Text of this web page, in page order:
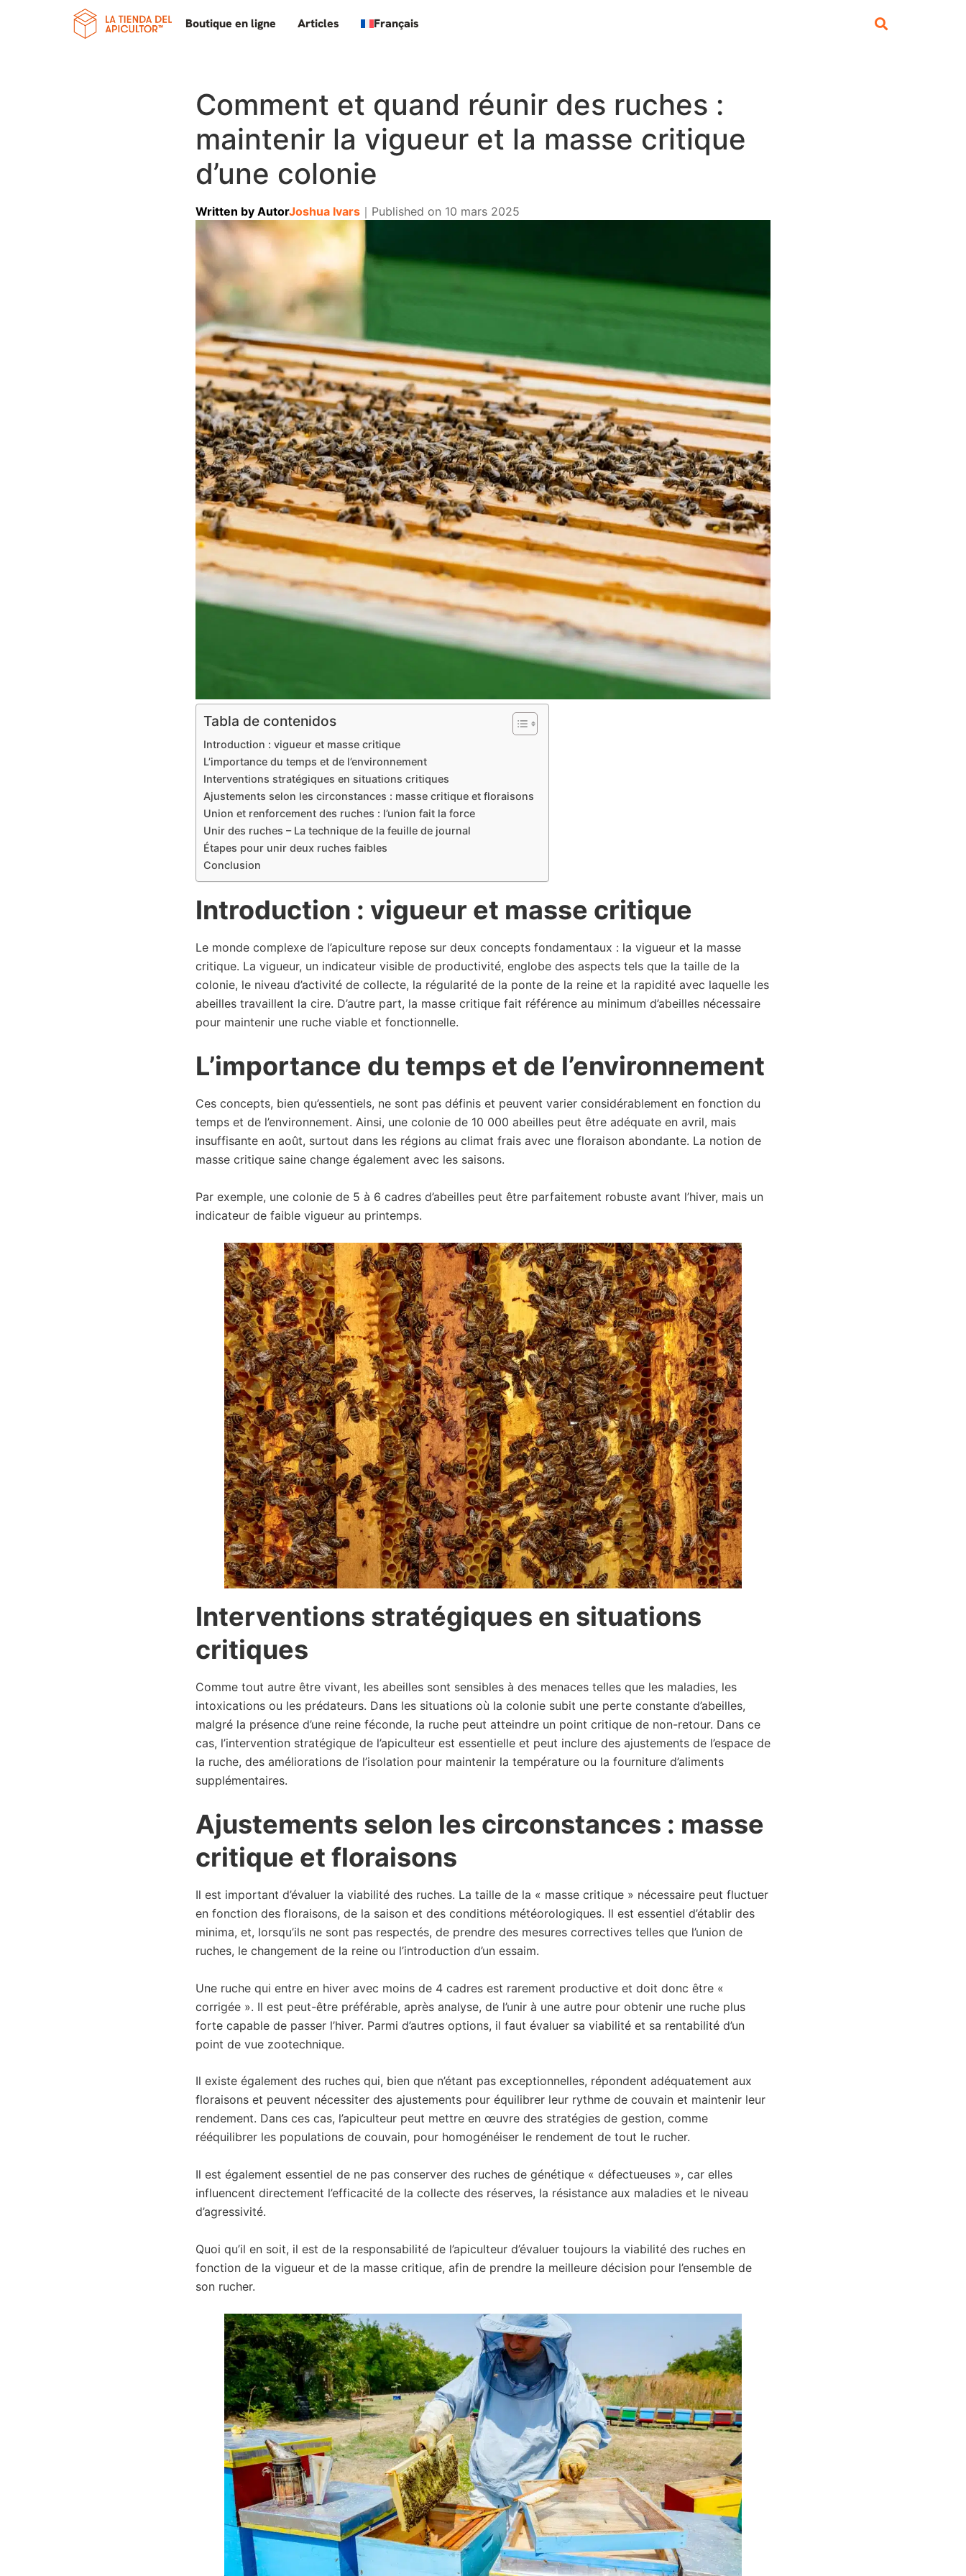
Boutique en ligne Articles Français
Comment et quand réunir des ruches :
maintenir la vigueur et la masse critique
d’une colonie
Written by AutorJoshua Ivars ｜ Published on 10 mars 2025
Tabla de contenidos
Introduction : vigueur et masse critique
L’importance du temps et de l’environnement
Interventions stratégiques en situations critiques
Ajustements selon les circonstances : masse critique et floraisons
Union et renforcement des ruches : l’union fait la force
Unir des ruches – La technique de la feuille de journal
Étapes pour unir deux ruches faibles
Conclusion
Introduction : vigueur et masse critique
Le monde complexe de l’apiculture repose sur deux concepts fondamentaux : la vigueur et la masse
critique. La vigueur, un indicateur visible de productivité, englobe des aspects tels que la taille de la
colonie, le niveau d’activité de collecte, la régularité de la ponte de la reine et la rapidité avec laquelle les
abeilles travaillent la cire. D’autre part, la masse critique fait référence au minimum d’abeilles nécessaire
pour maintenir une ruche viable et fonctionnelle.
L’importance du temps et de l’environnement
Ces concepts, bien qu’essentiels, ne sont pas définis et peuvent varier considérablement en fonction du
temps et de l’environnement. Ainsi, une colonie de 10 000 abeilles peut être adéquate en avril, mais
insuffisante en août, surtout dans les régions au climat frais avec une floraison abondante. La notion de
masse critique saine change également avec les saisons.
Par exemple, une colonie de 5 à 6 cadres d’abeilles peut être parfaitement robuste avant l’hiver, mais un
indicateur de faible vigueur au printemps.
Interventions stratégiques en situations
critiques
Comme tout autre être vivant, les abeilles sont sensibles à des menaces telles que les maladies, les
intoxications ou les prédateurs. Dans les situations où la colonie subit une perte constante d’abeilles,
malgré la présence d’une reine féconde, la ruche peut atteindre un point critique de non-retour. Dans ce
cas, l’intervention stratégique de l’apiculteur est essentielle et peut inclure des ajustements de l’espace de
la ruche, des améliorations de l’isolation pour maintenir la température ou la fourniture d’aliments
supplémentaires.
Ajustements selon les circonstances : masse
critique et floraisons
Il est important d’évaluer la viabilité des ruches. La taille de la « masse critique » nécessaire peut fluctuer
en fonction des floraisons, de la saison et des conditions météorologiques. Il est essentiel d’établir des
minima, et, lorsqu’ils ne sont pas respectés, de prendre des mesures correctives telles que l’union de
ruches, le changement de la reine ou l’introduction d’un essaim.
Une ruche qui entre en hiver avec moins de 4 cadres est rarement productive et doit donc être «
corrigée ». Il est peut-être préférable, après analyse, de l’unir à une autre pour obtenir une ruche plus
forte capable de passer l’hiver. Parmi d’autres options, il faut évaluer sa viabilité et sa rentabilité d’un
point de vue zootechnique.
Il existe également des ruches qui, bien que n’étant pas exceptionnelles, répondent adéquatement aux
floraisons et peuvent nécessiter des ajustements pour équilibrer leur rythme de couvain et maintenir leur
rendement. Dans ces cas, l’apiculteur peut mettre en œuvre des stratégies de gestion, comme
rééquilibrer les populations de couvain, pour homogénéiser le rendement de tout le rucher.
Il est également essentiel de ne pas conserver des ruches de génétique « défectueuses », car elles
influencent directement l’efficacité de la collecte des réserves, la résistance aux maladies et le niveau
d’agressivité.
Quoi qu’il en soit, il est de la responsabilité de l’apiculteur d’évaluer toujours la viabilité des ruches en
fonction de la vigueur et de la masse critique, afin de prendre la meilleure décision pour l’ensemble de
son rucher.